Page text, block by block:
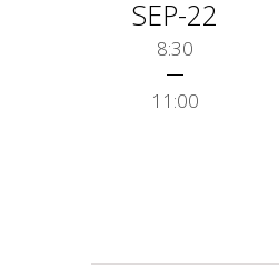
SEP-22
8:30
11:00